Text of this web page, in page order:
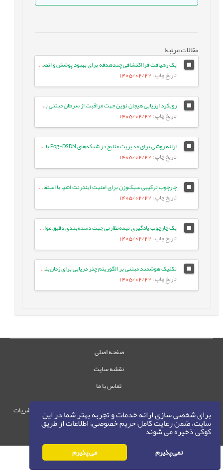
برای شخصی سازی ارائه خدمات و تجربه بهتر شما در این
سایت، ضمن رعایت کامل حریم خصوصی، اطلاعات از طریق
کوکی ذخیره می شوند
نمی پذیرم می پذیرم
مقالات مرتبط
یک رهیافت فرااکتشافی چندهدفه برای بهبود پوشش و اتصال در شبکه‌های حسگر بی‌سیم
تاریخ چاپ: 1405/02/22
رویکرد ارزیابی هیجان نوین جهت مراقبت از سرطان مبتنی بر مدل‌های زبانی بزرگ
تاریخ چاپ: 1405/02/22
ارائه روشی برای مدیریت منابع در شبکه‌های Fog-DSDN با بهره‌گیری از معماری میکروسرویس و شبکه‌های ESN
تاریخ چاپ: 1405/02/22
چارچوب ترکیبی سبک‌وزن برای امنیت اینترنت اشیا با استفاده از جنگل تصادفی بهینه و انتخاب ویژگی تطبیقی در معماری لبه-ابری
تاریخ چاپ: 1405/02/22
یک چارچوب یادگیری نیمه‌نظارتی جهت دسته‌بندی دقیق موارد آزمون با بهره‌گیری از تعبیه‌های زبانی و ویژگی‌های معنایی متن
تاریخ چاپ: 1405/02/22
تکنیک هوشمند مبتنی بر الگوریتم چتر دریایی برای زمان‌بندی وظایف بر اساس اولویت در شبکه‌های IoT/Fog
تاریخ چاپ: 1405/02/22
صفحه اصلی
نقشه سایت
تماس با ما
حقوق این وب‌سایت متعلق به سامانه مدیریت نشریات
رایمگ است.